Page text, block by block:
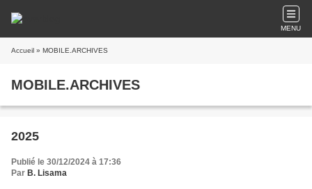
MENU
Accueil » MOBILE.ARCHIVES
MOBILE.ARCHIVES
2025
Publié le 30/12/2024 à 17:36
Par B. Lisama